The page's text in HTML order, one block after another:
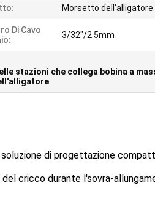
Morsetto dell'alligatore
Di Cavo
3/32"/2.5mm
stazioni che collega bobina a
di progettazione
cricco durante l'sovra-